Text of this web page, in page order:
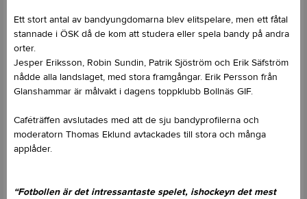
Ett stort antal av bandyungdomarna blev elitspelare, men ett fåtal
stannade i ÖSK då de kom att studera eller spela bandy på andra
orter.
Jesper Eriksson, Robin Sundin, Patrik Sjöström och Erik Säfström
nådde alla landslaget, med stora framgångar. Erik Persson från
Glanshammar är målvakt i dagens toppklubb Bollnäs GIF.
Caféträffen avslutades med att de sju bandyprofilerna och
moderatorn Thomas Eklund avtackades till stora och många
applåder.
“Fotbollen är det intressantaste spelet, ishockeyn det mest